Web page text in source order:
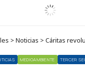
> Noticias > Cáritas
MEDIOAMBIENTE TERCER